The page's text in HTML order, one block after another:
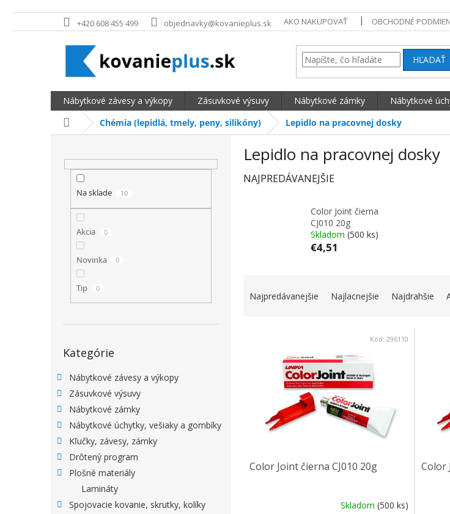
Prejsť na obsah +420 608 455 499 objednavky@kovanieplus.sk AKO NAKUPOVAŤ OBCHODNÉ
HĽADAŤ
Nábytkové závesy a výkopy Zásuvkové výsuvy Nábytkové zámky Nábytkové
DomovChémia (lepidlá, tmely, peny, silikóny) Lepidlo na pracovnej dosky
BOČNÝ PANEL
Na sklade 10
Akcia 0
Novinka 0
Tip 0
Kategórie
Nábytkové závesy a výkopy
Zásuvkové výsuvy
Nábytkové zámky
Nábytkové úchytky, vešiaky a gombíky
Kľučky, závesy, zámky
Drôtený program
Plošné materiály
Lamináty
Spojovacie kovanie, skrutky, kolíky
Lepidlo na pracovnej dosky
NAJPREDÁVANEJŠIE
Color Joint čierna
CJ010 20g
Skladom (500 ks)
€4,51
Najpredávanejšie Najlacnejšie Najdrahšie
Color Joint čierna CJ010 20g
Skladom (500 ks)
Kód: 296110
Color